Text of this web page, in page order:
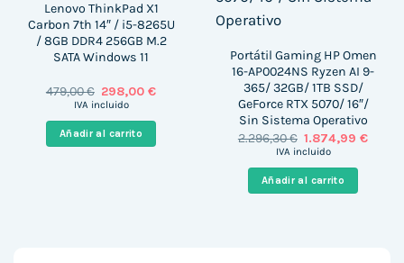
Lenovo ThinkPad X1
Carbon 7th 14″ / i5-8265U
/ 8GB DDR4 256GB M.2
SATA Windows 11
479,00€ El
precio
era:
479,00 €.
298,00€El
es:
298,00 €.
IVA incluido
Añadir al carrito
Portátil Gaming HP Omen
16-AP0024NS Ryzen AI 9-
365/ 32GB/ 1TB SSD/
GeForce RTX 5070/ 16″/
Sin Sistema Operativo
2.296,30€ El
precio
era:
2.296,30 €.
1.874,99€El
IVA incluido
Añadir al carrito